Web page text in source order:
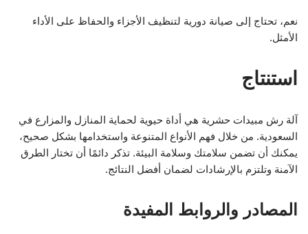
نعم، تحتاج إلى صيانة دورية لتنظيف الأجزاء والحفاظ على الأداء
الأمثل.
استنتاج
آلة رش مبيدات حشرية هي أداة حيوية لحماية المنازل والمزارع في
السعودية. من خلال فهم الأنواع المتنوعة واستخدامها بشكل صحيح،
يمكنك أن تضمن سلامتك وسلامة البيئة. تذكر دائمًا أن تختار الطرق
الآمنة وتلتزم بالإرشادات لضمان أفضل النتائج.
المصادر والروابط المفيدة